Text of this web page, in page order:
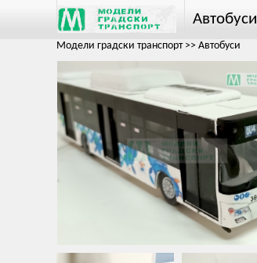
Автобуси
Модели градски транспорт>> Автобуси